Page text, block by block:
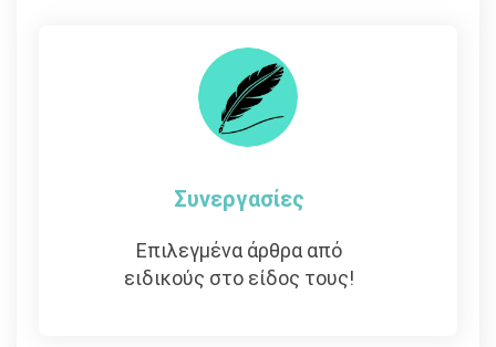
Συνεργασίες
Επιλεγμένα άρθρα από
ειδικούς στο είδος τους!